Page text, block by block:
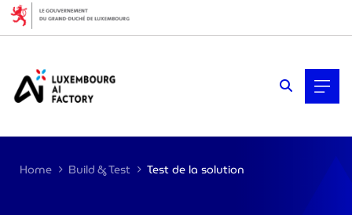
Home Build & Test Test de la solution
Cookies management panel